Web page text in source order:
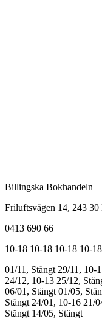
Billingska Bokhandeln
Friluftsvägen 14, 243 30
0413 690 66
10-18 10-18 10-18 10-18
01/11, Stängt 29/11, 10-
24/12, 10-13 25/12,
06/01, Stängt 01/05,
Stängt 24/01, 10-16 21/
Stängt 14/05, Stängt